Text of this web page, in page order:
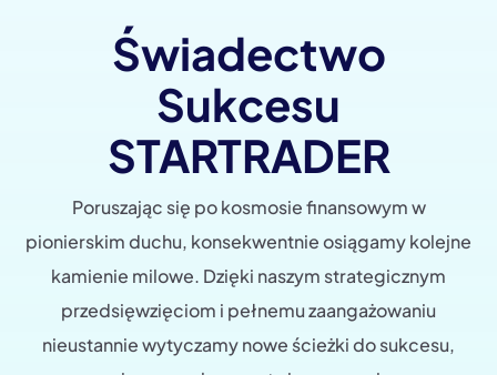
Świadectwo
Sukcesu
STARTRADER
Poruszając się po kosmosie finansowym w
pionierskim duchu, konsekwentnie osiągamy kolejne
kamienie milowe. Dzięki naszym strategicznym
przedsięwzięciom i pełnemu zaangażowaniu
nieustannie wytyczamy nowe ścieżki do sukcesu,